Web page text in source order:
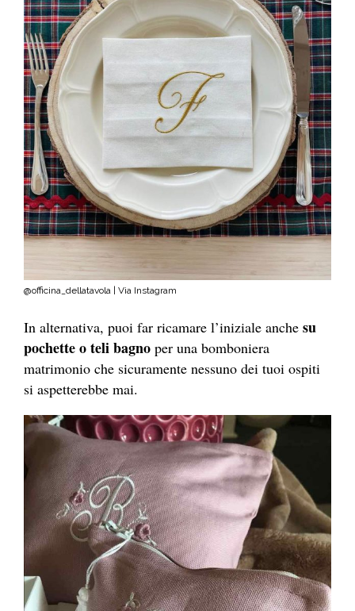
@officina_dellatavola | Via Instagram
In alternativa, puoi far ricamare l’iniziale anche su
pochette o teli bagno per una bomboniera
matrimonio che sicuramente nessuno dei tuoi ospiti
si aspetterebbe mai.